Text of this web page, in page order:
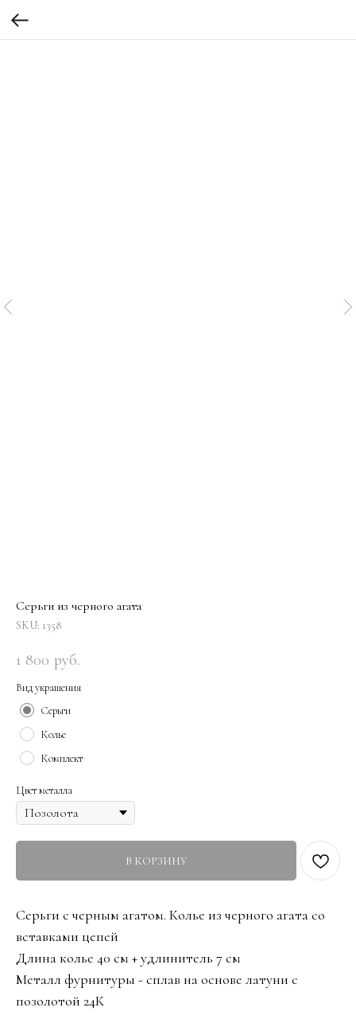
Серьги из черного агата
SKU: 1358
1 800 руб.
Вид украшения
Серьги
Колье
Комплект
Цвет металла
В КОРЗИНУ
Серьги с черным агатом. Колье из черного агата со
вставками цепей
Длина колье 40 см + удлинитель 7 см
Металл фурнитуры - сплав на основе латуни с
позолотой 24К